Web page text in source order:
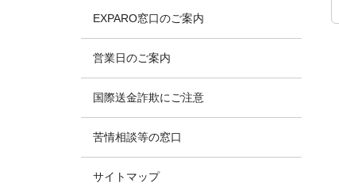
EXPARO窓口のご案内
営業日のご案内
国際送金詐欺にご注意
苦情相談等の窓口
サイトマップ